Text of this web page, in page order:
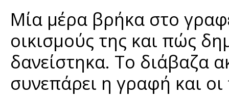
Μία μέρα βρήκα στο
οικισμούς της και πώς
δανείστηκα. Το διάβαζα
συνεπάρει η γραφή και